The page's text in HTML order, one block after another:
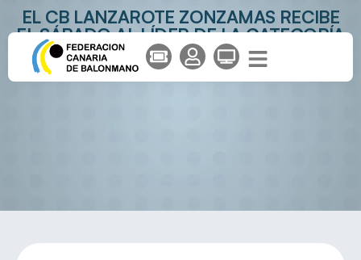
EL CB LANZAROTE ZONZAMAS RECIBE
EL SÁBADO AL LÍDER DE LA CATEGORÍA